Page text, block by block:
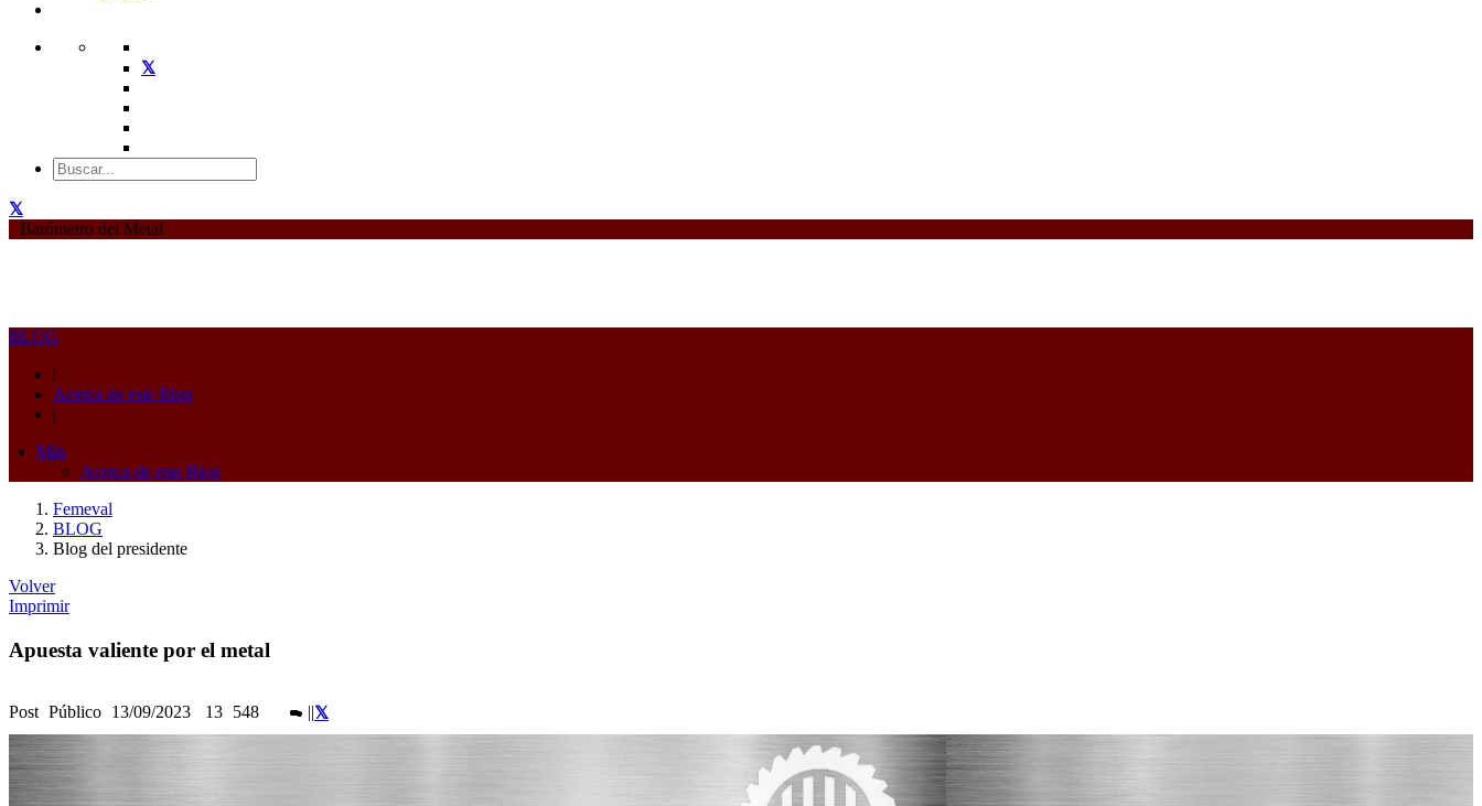
Barómetro del Metal
BLOG
|
Acerca de este Blog
|
Más
Acerca de este Blog
Femeval
BLOG
Blog del presidente
Volver
Imprimir
Apuesta valiente por el metal
Post Público 13/09/2023 13 548 ||